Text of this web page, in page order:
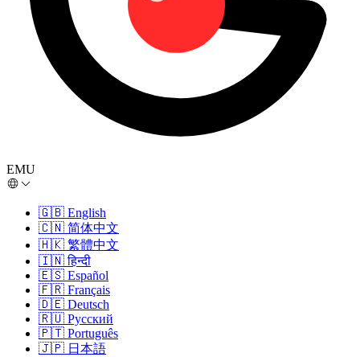
EMU
🇬🇧 English
🇨🇳 简体中文
🇭🇰 繁體中文
🇮🇳 हिन्दी
🇪🇸 Español
🇫🇷 Français
🇩🇪 Deutsch
🇷🇺 Русский
🇵🇹 Português
🇯🇵 日本語